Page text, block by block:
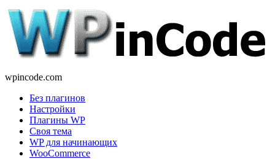
wpincode.com
Без плагинов
Настройки
Плагины WP
Своя тема
WP для начинающих
WooCommerce